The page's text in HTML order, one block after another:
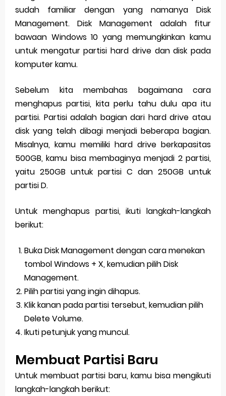
sudah familiar dengan yang namanya Disk
Management. Disk Management adalah fitur
bawaan Windows 10 yang memungkinkan kamu
untuk mengatur partisi hard drive dan disk pada
komputer kamu.
Sebelum kita membahas bagaimana cara
menghapus partisi, kita perlu tahu dulu apa itu
partisi. Partisi adalah bagian dari hard drive atau
disk yang telah dibagi menjadi beberapa bagian.
Misalnya, kamu memiliki hard drive berkapasitas
500GB, kamu bisa membaginya menjadi 2 partisi,
yaitu 250GB untuk partisi C dan 250GB untuk
partisi D.
Untuk menghapus partisi, ikuti langkah-langkah
berikut:
Buka Disk Management dengan cara menekan
tombol Windows + X, kemudian pilih Disk
Management.
Pilih partisi yang ingin dihapus.
Klik kanan pada partisi tersebut, kemudian pilih
Delete Volume.
Ikuti petunjuk yang muncul.
Membuat Partisi Baru
Untuk membuat partisi baru, kamu bisa mengikuti
langkah-langkah berikut: